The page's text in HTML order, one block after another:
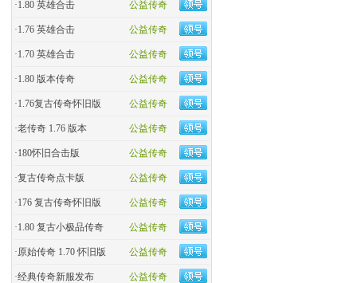
公益传奇
·1.80 英雄合击
公益传奇
·1.76 英雄合击
公益传奇
·1.70 英雄合击
公益传奇
·1.80 版本传奇
公益传奇
·1.76复古传奇怀旧版
公益传奇
·老传奇 1.76 版本
公益传奇
·180怀旧合击版
公益传奇
·复古传奇点卡版
公益传奇
·176 复古传奇怀旧版
公益传奇
·1.80 复古小极品传奇
公益传奇
·原始传奇 1.70 怀旧版
公益传奇
·经典传奇新服发布